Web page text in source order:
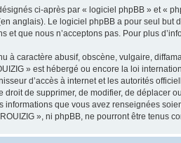
ci-après par « logiciel phpBB » et «
anglais). Le logiciel phpBB a pour seul but
et que nous n’acceptons pas. Pour plus
à caractère abusif, obscène, vulgaire,
» est hébergé ou encore la loi
d’accès à internet et les autorités
droit de supprimer, de modifier, de déplacer
informations que vous avez renseignées
», ni phpBB, ne pourront être tenus